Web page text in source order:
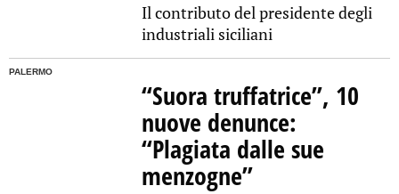
Il contributo del presidente degli
industriali siciliani
PALERMO
“Suora truffatrice”, 10
nuove denunce:
“Plagiata dalle sue
menzogne”